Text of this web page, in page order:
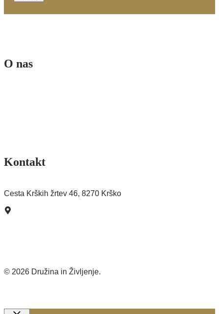
O nas
Kontakt
Cesta Krških žrtev 46, 8270 Krško
© 2026 Družina in Življenje.